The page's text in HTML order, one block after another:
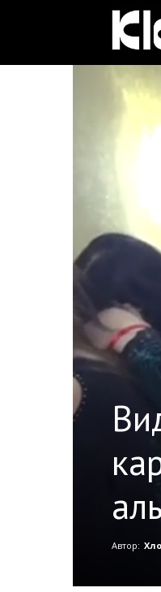
Автор: